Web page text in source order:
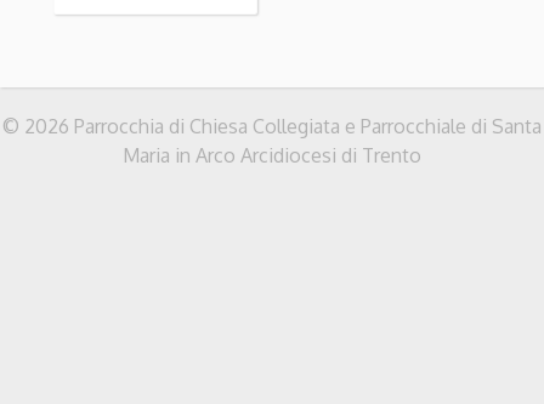
© 2026 Parrocchia di Chiesa Collegiata e Parrocchiale di Santa
Maria in Arco Arcidiocesi di Trento